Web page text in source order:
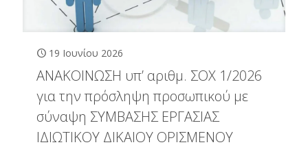
19 Ιουνίου 2026
ΑΝΑΚΟΙΝΩΣΗ υπ’ αριθμ. ΣΟΧ 1/2026
για την πρόσληψη προσωπικού με
σύναψη ΣΥΜΒΑΣΗΣ ΕΡΓΑΣΙΑΣ
ΙΔΙΩΤΙΚΟΥ ΔΙΚΑΙΟΥ ΟΡΙΣΜΕΝΟΥ